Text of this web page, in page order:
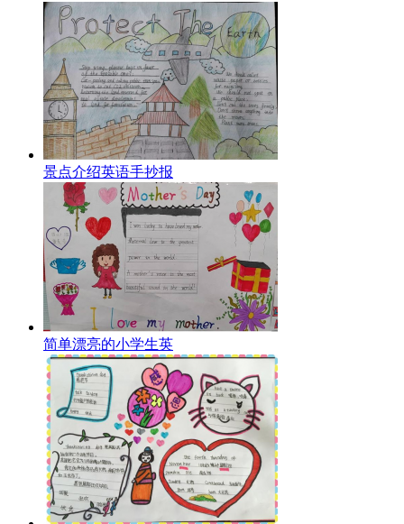
景点介绍英语手抄报
简单漂亮的小学生英